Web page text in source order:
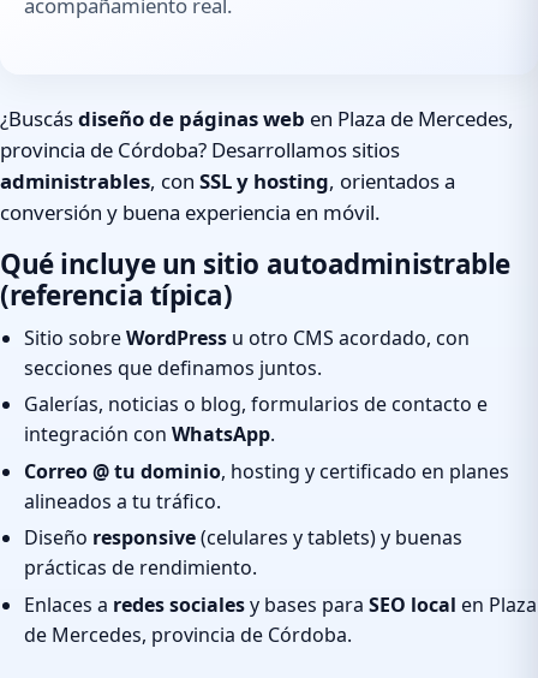
acompañamiento real.
¿Buscásdiseño de páginas web en Plaza de Mercedes,
provincia de Córdoba? Desarrollamos sitios
administrables, con SSL y hosting, orientados a
conversión y buena experiencia en móvil.
Qué incluye un sitio autoadministrable
(referencia típica)
Sitio sobreWordPress u otro CMS acordado, con
secciones que definamos juntos.
Galerías, noticias o blog, formularios de contacto e
integración con WhatsApp.
Correo @ tu dominio, hosting y certificado en planes
alineados a tu tráfico.
Diseño responsive(celulares y tablets) y buenas
prácticas de rendimiento.
Enlaces a redes socialesy bases para SEO local en Plaza
de Mercedes, provincia de Córdoba.